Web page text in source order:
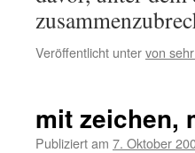
Veröffentlicht untervon
mit zeichen,
Publiziert am 7. Oktober